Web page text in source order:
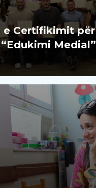
e Certifikimit për
Medial”